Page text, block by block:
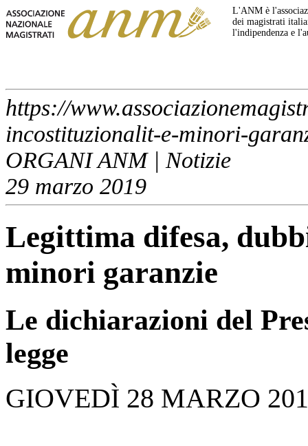
L'ANM è
dei magistrati
l'indipendenza e
https://
incostituzionalit-e-minori-
ORGANI ANM | Notizie
29 marzo 2019
Legittima difesa,
minori garanzie
Le dichiarazioni del
legge
GIOVEDÌ 28 MARZO